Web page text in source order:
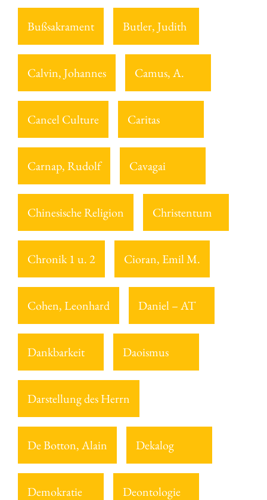
Bußsakrament Butler, Judith
Calvin, Johannes Camus, A.
Cancel Culture Caritas
Carnap, Rudolf Cavagai
Chinesische Religion Christentum
Chronik 1 u. 2 Cioran, Emil M.
Cohen, Leonhard Daniel – AT
Dankbarkeit Daoismus
Darstellung des Herrn
De Botton, Alain Dekalog
Demokratie Deontologie